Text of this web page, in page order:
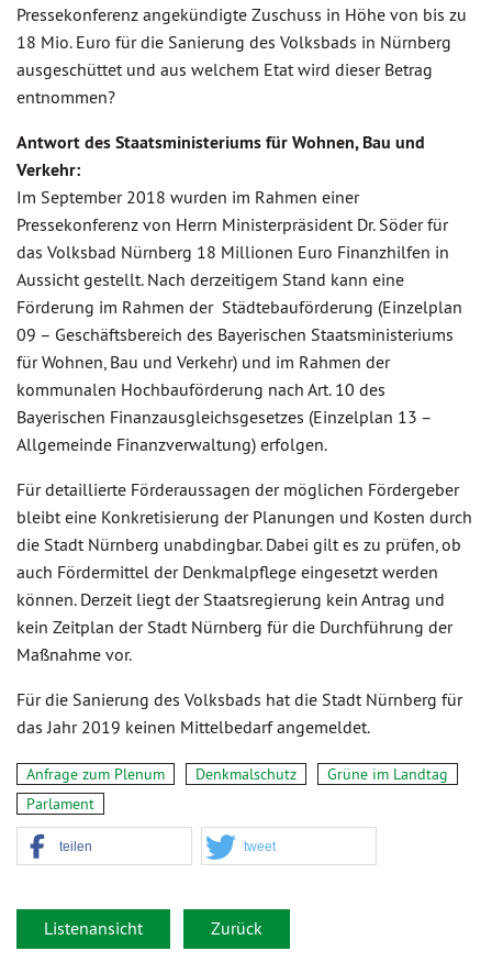
Pressekonferenz angekündigte Zuschuss in Höhe von bis zu
18 Mio. Euro für die Sanierung des Volksbads in Nürnberg
ausgeschüttet und aus welchem Etat wird dieser Betrag
entnommen?
Antwort des Staatsministeriums für Wohnen, Bau und
Verkehr:
Im September 2018 wurden im Rahmen einer
Pressekonferenz von Herrn Ministerpräsident Dr. Söder für
das Volksbad Nürnberg 18 Millionen Euro Finanzhilfen in
Aussicht gestellt. Nach derzeitigem Stand kann eine
Förderung im Rahmen der Städtebauförderung (Einzelplan
09 – Geschäftsbereich des Bayerischen Staatsministeriums
für Wohnen, Bau und Verkehr) und im Rahmen der
kommunalen Hochbauförderung nach Art. 10 des
Bayerischen Finanzausgleichsgesetzes (Einzelplan 13 –
Allgemeinde Finanzverwaltung) erfolgen.
Für detaillierte Förderaussagen der möglichen Fördergeber
bleibt eine Konkretisierung der Planungen und Kosten durch
die Stadt Nürnberg unabdingbar. Dabei gilt es zu prüfen, ob
auch Fördermittel der Denkmalpflege eingesetzt werden
können. Derzeit liegt der Staatsregierung kein Antrag und
kein Zeitplan der Stadt Nürnberg für die Durchführung der
Maßnahme vor.
Für die Sanierung des Volksbads hat die Stadt Nürnberg für
das Jahr 2019 keinen Mittelbedarf angemeldet.
Anfrage zum Plenum Denkmalschutz
Grüne im Landtag
Parlament
teilen tweet
Listenansicht Zurück